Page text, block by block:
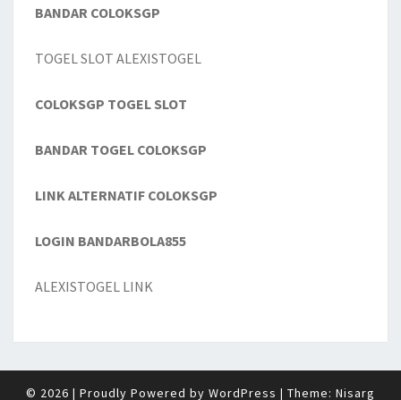
BANDAR COLOKSGP
TOGEL SLOT ALEXISTOGEL
COLOKSGP TOGEL SLOT
BANDAR TOGEL COLOKSGP
LINK ALTERNATIF COLOKSGP
LOGIN BANDARBOLA855
ALEXISTOGEL LINK
© 2026 | Proudly Powered by WordPress | Theme: Nisarg